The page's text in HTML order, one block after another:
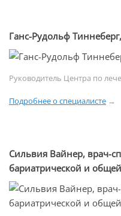
Ганс-Рудольф
Руководитель Центра по
Подробнее о специалисте →
Сильвия Вайнер, врач-
бариатрической и